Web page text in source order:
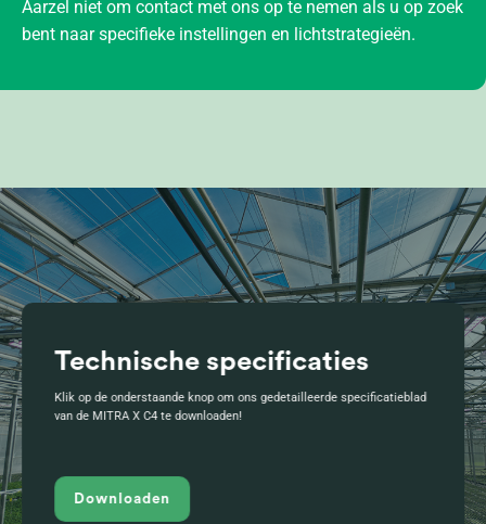
Aarzel niet om contact met ons op te nemen als u op zoek
bent naar specifieke instellingen en lichtstrategieën.
Technische specificaties
Klik op de onderstaande knop om ons gedetailleerde specificatieblad
van de MITRA X C4 te downloaden!
Downloaden